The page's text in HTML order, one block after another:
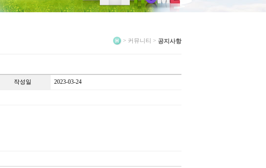
> 커뮤니티 > 공지사항
작성일 2023-03-24